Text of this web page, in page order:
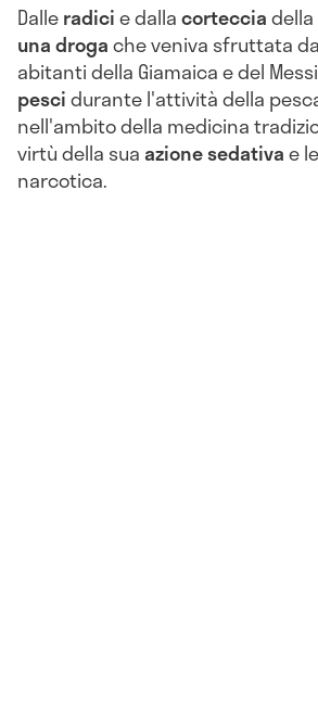
Dalleradicie dallacorteccia
una drogache veniva sfruttata
abitanti della Giamaica e del
pescidurante l'attività della
nell'ambito della medicina
virtù della suaazione sedativae
narcotica.